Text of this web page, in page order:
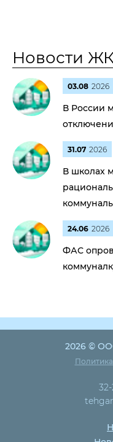
Новости
03.08 2026
В России
31.07 2026
В школах
24.06 2026
ФАС
2026 ©